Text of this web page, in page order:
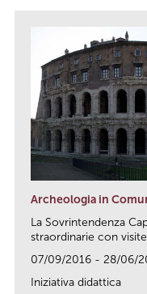
Archeologia in
La Sovrintendenza
straordinarie con
07/09/2016 - 28/06/
Iniziativa didattica